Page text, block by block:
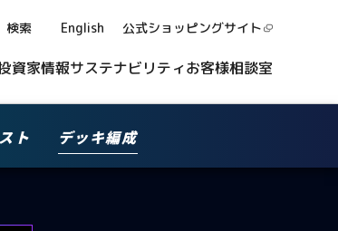
検索 English 公式ショッピングサイト
資家情報サステナビリティお客様相談室
ト デッキ編成